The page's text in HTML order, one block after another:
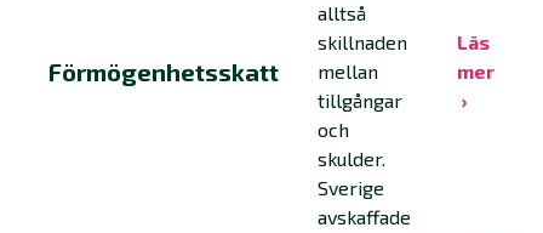
Förmögenhetsskatt
alltså
skillnaden
mellan
tillgångar
och
skulder.
Sverige
avskaffade
Läs
mer